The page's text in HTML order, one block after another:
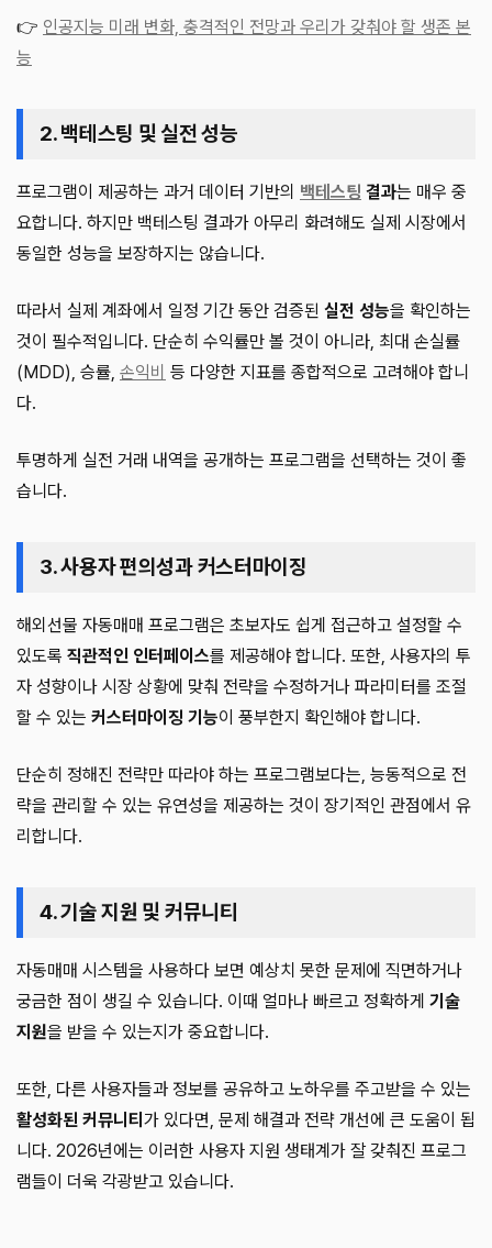
👉 인공지능 미래 변화, 충격적인 전망과 우리가 갖춰야 할 생존 본
능
2. 백테스팅 및 실전 성능
프로그램이 제공하는 과거 데이터 기반의 백테스팅 결과는 매우 중
요합니다. 하지만 백테스팅 결과가 아무리 화려해도 실제 시장에서
동일한 성능을 보장하지는 않습니다.
따라서 실제 계좌에서 일정 기간 동안 검증된 실전 성능을 확인하는
것이 필수적입니다. 단순히 수익률만 볼 것이 아니라, 최대 손실률
(MDD), 승률, 손익비 등 다양한 지표를 종합적으로 고려해야 합니
다.
투명하게 실전 거래 내역을 공개하는 프로그램을 선택하는 것이 좋
습니다.
3. 사용자 편의성과 커스터마이징
해외선물 자동매매 프로그램은 초보자도 쉽게 접근하고 설정할 수
있도록 직관적인 인터페이스를 제공해야 합니다. 또한, 사용자의 투
자 성향이나 시장 상황에 맞춰 전략을 수정하거나 파라미터를 조절
할 수 있는 커스터마이징 기능이 풍부한지 확인해야 합니다.
단순히 정해진 전략만 따라야 하는 프로그램보다는, 능동적으로 전
략을 관리할 수 있는 유연성을 제공하는 것이 장기적인 관점에서 유
리합니다.
4. 기술 지원 및 커뮤니티
자동매매 시스템을 사용하다 보면 예상치 못한 문제에 직면하거나
궁금한 점이 생길 수 있습니다. 이때 얼마나 빠르고 정확하게 기술
지원을 받을 수 있는지가 중요합니다.
또한, 다른 사용자들과 정보를 공유하고 노하우를 주고받을 수 있는
활성화된 커뮤니티 가 있다면, 문제 해결과 전략 개선에 큰 도움이 됩
니다. 2026년에는 이러한 사용자 지원 생태계가 잘 갖춰진 프로그
램들이 더욱 각광받고 있습니다.